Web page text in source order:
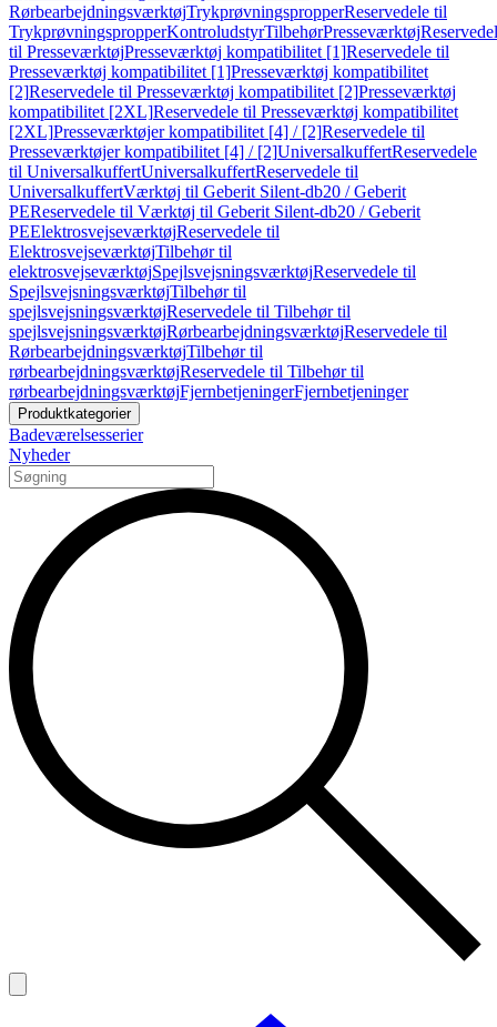
RørbearbejdningsværktøjTrykprøvningspropperReservedele til
TrykprøvningspropperKontroludstyrTilbehørPresseværktøj
til PresseværktøjPresseværktøj kompatibilitet [1]Reservedele til
Presseværktøj kompatibilitet [1]Presseværktøj kompatibilitet
[2]Reservedele til Presseværktøj kompatibilitet [2]Presseværktøj
kompatibilitet [2XL]Reservedele til Presseværktøj kompatibilitet
[2XL]Presseværktøjer kompatibilitet [4] / [2]Reservedele til
Presseværktøjer kompatibilitet [4] / [2]UniversalkuffertReservedele
til UniversalkuffertUniversalkuffertReservedele til
UniversalkuffertVærktøj til Geberit Silent-db20 / Geberit
PEReservedele til Værktøj til Geberit Silent-db20 / Geberit
PEElektrosvejseværktøjReservedele til
ElektrosvejseværktøjTilbehør til
elektrosvejseværktøjSpejlsvejsningsværktøjReservedele til
SpejlsvejsningsværktøjTilbehør til
spejlsvejsningsværktøjReservedele til Tilbehør til
spejlsvejsningsværktøjRørbearbejdningsværktøjReservedele til
RørbearbejdningsværktøjTilbehør til
rørbearbejdningsværktøjReservedele til Tilbehør til
rørbearbejdningsværktøjFjernbetjeningerFjernbetjeninger
Produktkategorier
Badeværelsesserier
Nyheder